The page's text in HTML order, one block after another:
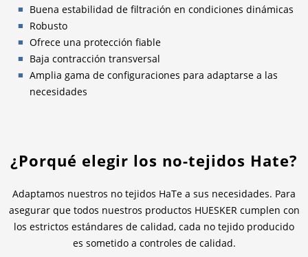
Buena estabilidad de filtración en condiciones dinámicas
Robusto
Ofrece una protección fiable
Baja contracción transversal
Amplia gama de configuraciones para adaptarse a las
necesidades
¿Porqué elegir los no-tejidos Hate?
Adaptamos nuestros no tejidos HaTe a sus necesidades. Para
asegurar que todos nuestros productos HUESKER cumplen con
los estrictos estándares de calidad, cada no tejido producido
es sometido a controles de calidad.